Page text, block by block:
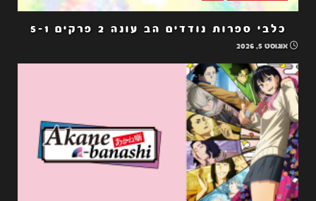
כלבי ספרות נודדים הב עונה 2 פרקים 5-1
אוגוסט 5, 2026